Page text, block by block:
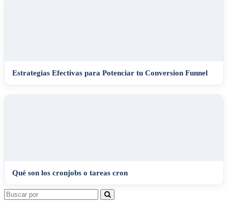
Estrategias Efectivas para Potenciar tu Conversion Funnel
Qué son los cronjobs o tareas cron
Search
for: